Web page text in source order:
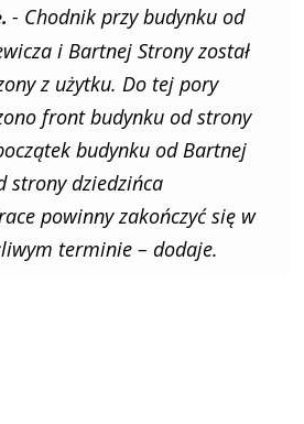
- Chodnik przy budynku od
i Bartnej Strony został
z użytku. Do tej pory
front budynku od strony
budynku od Bartnej
strony dziedzińca
powinny zakończyć się w
terminie – dodaje.